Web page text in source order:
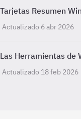
Tarjetas Resumen
Actualizado 6 abr 2026
Las Herramientas de
Actualizado 18 feb 2026